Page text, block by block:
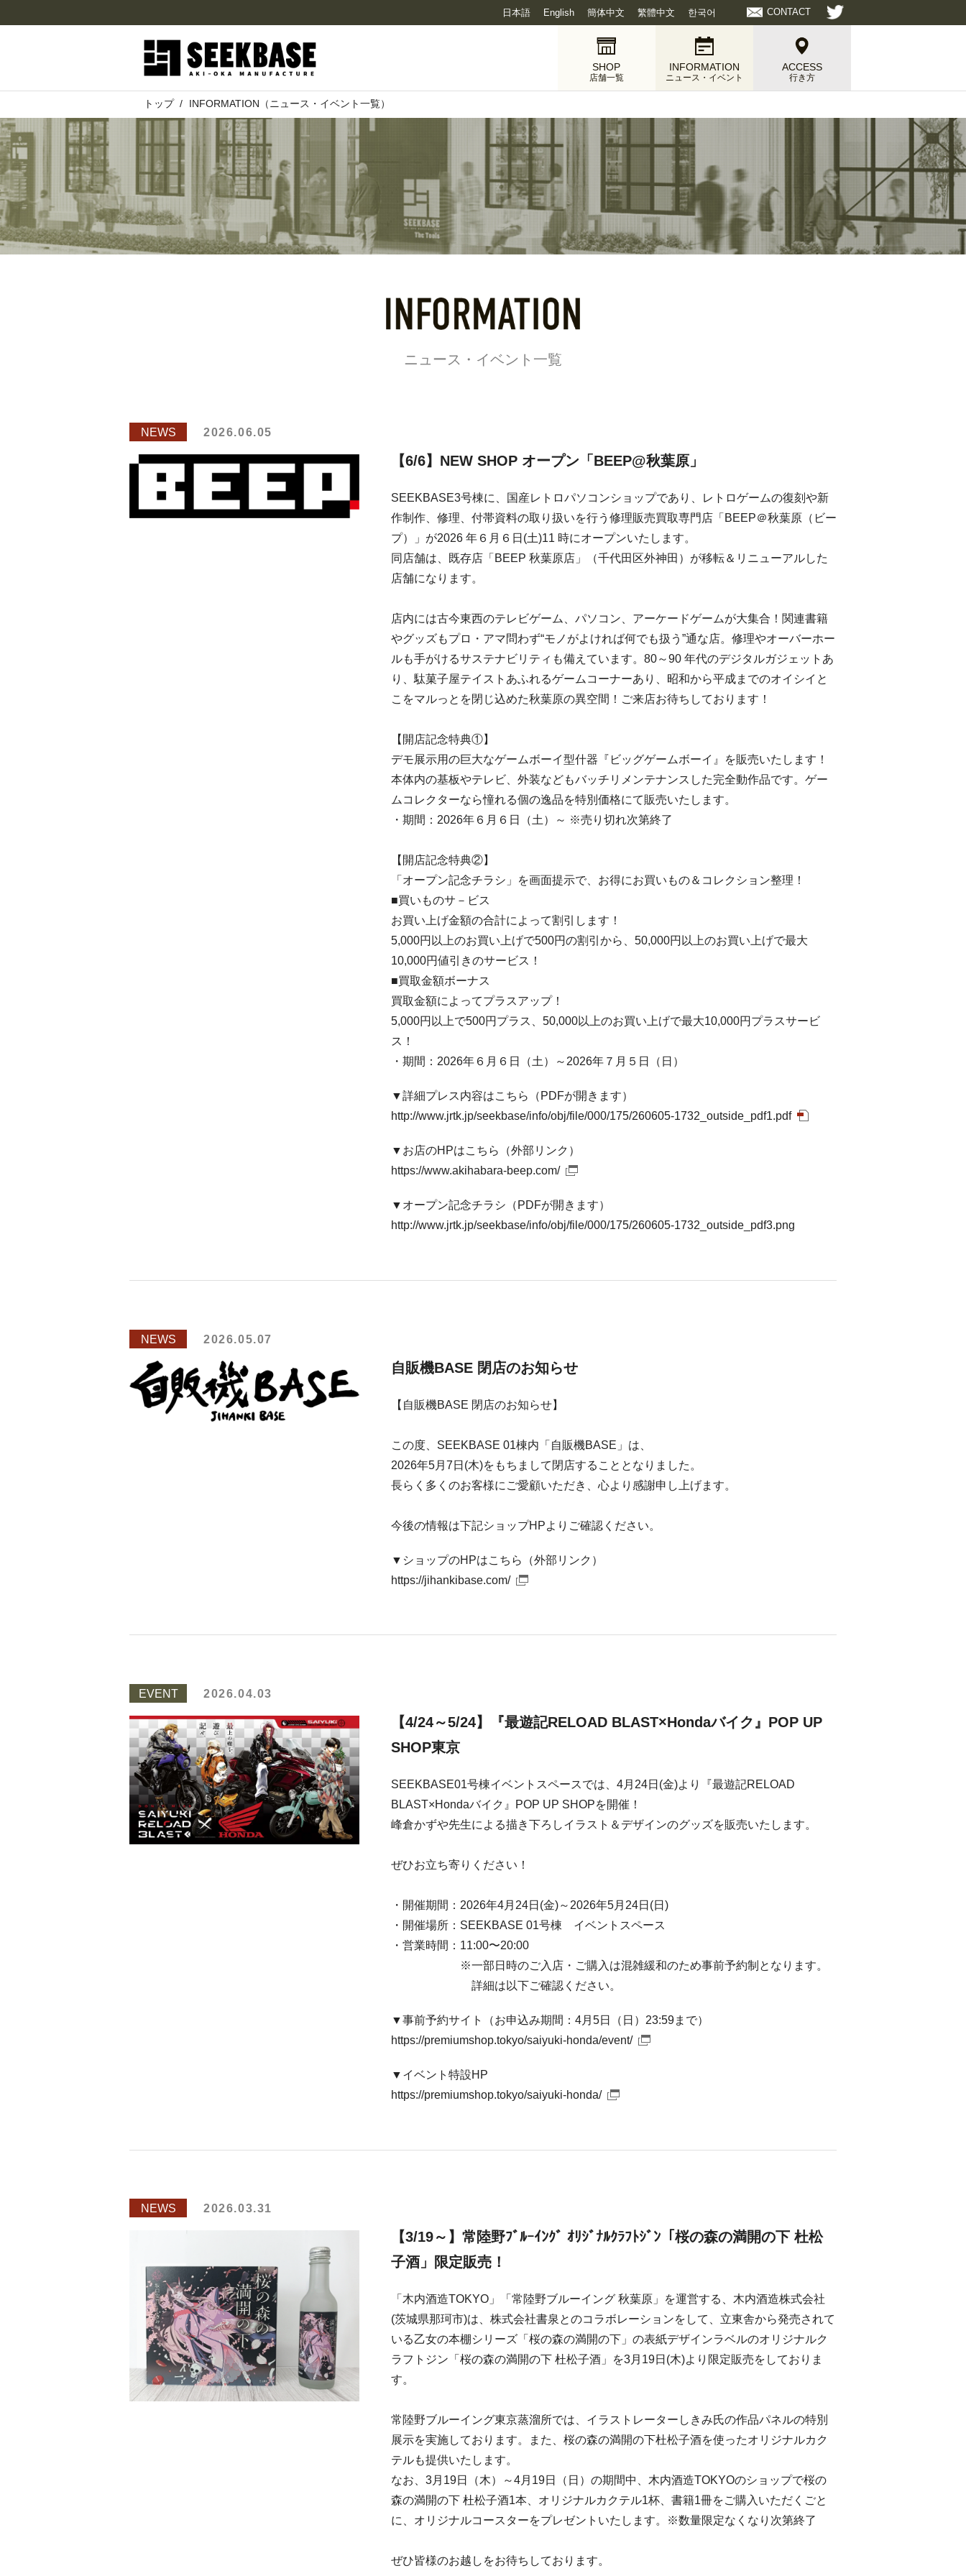
SHOP
店舗一覧
INFORMATION
ニュース・イベント
ACCESS
行き方
CONTACT
日本語 English 簡体中文 繁體中文 한국어
トップ INFORMATION（ニュース・イベント一覧）
ニュース・イベント一覧
NEWS 2026.06.05
【6/6】NEW SHOP オープン「BEEP@秋葉原」
SEEKBASE3号棟に、国産レトロパソコンショップであり、レトロゲームの復刻や新
作制作、修理、付帯資料の取り扱いを行う修理販売買取専門店「BEEP＠秋葉原（ビー
プ）」が2026 年６月６日(土)11 時にオープンいたします。
同店舗は、既存店「BEEP 秋葉原店」（千代田区外神田）が移転＆リニューアルした
店舗になります。
店内には古今東西のテレビゲーム、パソコン、アーケードゲームが大集合！関連書籍
やグッズもプロ・アマ問わず“モノがよければ何でも扱う”通な店。修理やオーバーホー
ルも手がけるサステナビリティも備えています。80～90 年代のデジタルガジェットあ
り、駄菓子屋テイストあふれるゲームコーナーあり、昭和から平成までのオイシイと
こをマルっとを閉じ込めた秋葉原の異空間！ご来店お待ちしております！
【開店記念特典①】
デモ展示用の巨大なゲームボーイ型什器『ビッグゲームボーイ』を販売いたします！
本体内の基板やテレビ、外装などもバッチリメンテナンスした完全動作品です。ゲー
ムコレクターなら憧れる個の逸品を特別価格にて販売いたします。
・期間：2026年６月６日（土）～ ※売り切れ次第終了
【開店記念特典②】
「オープン記念チラシ」を画面提示で、お得にお買いもの＆コレクション整理！
■買いものサ－ビス
お買い上げ金額の合計によって割引します！
5,000円以上のお買い上げで500円の割引から、50,000円以上のお買い上げで最大
10,000円値引きのサービス！
■買取金額ボーナス
買取金額によってプラスアップ！
5,000円以上で500円プラス、50,000以上のお買い上げで最大10,000円プラスサービ
ス！
・期間：2026年６月６日（土）～2026年７月５日（日）
▼詳細プレス内容はこちら（PDFが開きます）
http://www.jrtk.jp/seekbase/info/obj/file/000/175/260605-1732_outside_pdf1.pdf
▼お店のHPはこちら（外部リンク）
https://www.akihabara-beep.com/
▼オープン記念チラシ（PDFが開きます）
http://www.jrtk.jp/seekbase/info/obj/file/000/175/260605-1732_outside_pdf3.png
NEWS 2026.05.07
自販機BASE 閉店のお知らせ
【自販機BASE 閉店のお知らせ】
この度、SEEKBASE 01棟内「自販機BASE」は、
2026年5月7日(木)をもちまして閉店することとなりました。
長らく多くのお客様にご愛顧いただき、心より感謝申し上げます。
今後の情報は下記ショップHPよりご確認ください。
▼ショップのHPはこちら（外部リンク）
https://jihankibase.com/
EVENT 2026.04.03
【4/24～5/24】『最遊記RELOAD BLAST×Hondaバイク』POP UP
SHOP東京
SEEKBASE01号棟イベントスペースでは、4月24日(金)より『最遊記RELOAD
BLAST×Hondaバイク』POP UP SHOPを開催！
峰倉かずや先生による描き下ろしイラスト＆デザインのグッズを販売いたします。
ぜひお立ち寄りください！
・開催期間：2026年4月24日(金)～2026年5月24日(日)
・開催場所：SEEKBASE 01号棟 イベントスペース
・営業時間：11:00〜20:00
※一部日時のご入店・ご購入は混雑緩和のため事前予約制となります。
詳細は以下ご確認ください。
▼事前予約サイト（お申込み期間：4月5日（日）23:59まで）
https://premiumshop.tokyo/saiyuki-honda/event/
▼イベント特設HP
https://premiumshop.tokyo/saiyuki-honda/
NEWS 2026.03.31
【3/19～】常陸野ﾌﾞﾙｰｲﾝｸﾞ ｵﾘｼﾞﾅﾙｸﾗﾌﾄｼﾞﾝ「桜の森の満開の下 杜松
子酒」限定販売！
「木内酒造TOKYO」「常陸野ブルーイング 秋葉原」を運営する、木内酒造株式会社
(茨城県那珂市)は、株式会社書泉とのコラボレーションをして、立東舎から発売されて
いる乙女の本棚シリーズ「桜の森の満開の下」の表紙デザインラベルのオリジナルク
ラフトジン「桜の森の満開の下 杜松子酒」を3月19日(木)より限定販売をしておりま
す。
常陸野ブルーイング東京蒸溜所では、イラストレーターしきみ氏の作品パネルの特別
展示を実施しております。また、桜の森の満開の下杜松子酒を使ったオリジナルカク
テルも提供いたします。
なお、3月19日（木）～4月19日（日）の期間中、木内酒造TOKYOのショップで桜の
森の満開の下 杜松子酒1本、オリジナルカクテル1杯、書籍1冊をご購入いただくごと
に、オリジナルコースターをプレゼントいたします。※数量限定なくなり次第終了
ぜひ皆様のお越しをお待ちしております。